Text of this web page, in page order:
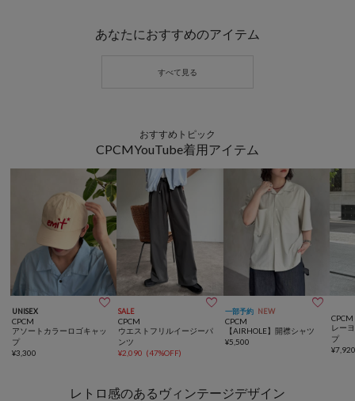
あなたにおすすめのアイテム
おすすめトピック
CPCMYouTube着用アイテム
UNISEX 
CPCM
アソートカラーロゴキャッ
プ
¥3,300
SALE 
CPCM
ウエストフリルイージーパ
ンツ
¥2,090 (47%OFF)
一部予約 NEW 
CPCM
【AIRHOLE】開襟シャツ
¥5,500
CPCM
レー
プ
¥
レトロ感のあるヴィンテージデザイン